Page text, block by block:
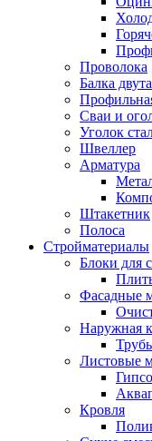
Проволока
Балка
Сваи и
Уголок
Швеллер
Арматура
Штакетник
Полоса
Стройматериалы
Блоки для
Фасадные
Наружная
Листовые
Кровля